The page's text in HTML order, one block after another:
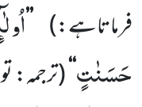
فرماتاہے:) ’’
حَسَنٰتٍ‘‘(ترجمہ: تو